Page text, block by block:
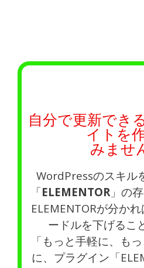
自分で更新でき
イトを
みませ
WordPressのスキル
「ELEMENTOR」の
ELEMENTORが分か
ードルを下げるこ
「もっと手軽に、も
に、プラグイン「